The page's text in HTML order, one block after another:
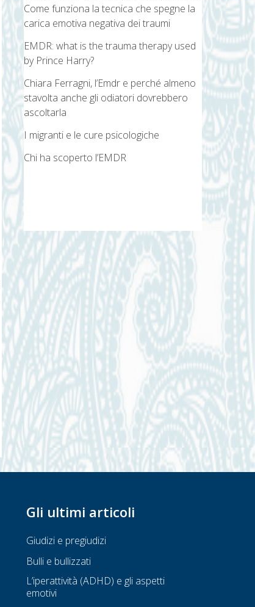
Come funziona la tecnica che spegne la
carica emotiva negativa dei traumi
EMDR: what is the trauma therapy used
by Prince Harry?
Chiara Ferragni, l’Emdr e perché almeno
stavolta anche gli odiatori dovrebbero
ascoltarla
I migranti e le cure psicologiche
Chi ha scoperto l’EMDR
Gli ultimi articoli
Giudizi e pregiudizi
Bulli e bullizzati
L’iperattività (ADHD) e gli aspetti
emotivi